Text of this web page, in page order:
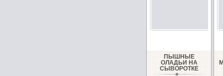
ПЫШНЫЕ
ОЛАДЬИ НА
СЫВОРОТКЕ